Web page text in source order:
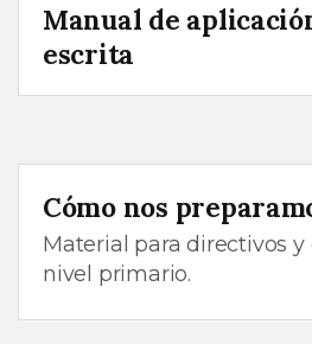
Manual de
escrita
Cómo nos
Material para directivos
nivel primario.